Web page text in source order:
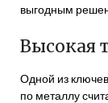
выгодным
Высокая
Одной из
по металлу